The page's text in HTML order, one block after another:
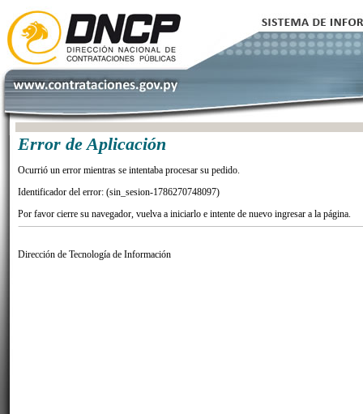
Error de Aplicación
Ocurrió un error mientras se intentaba procesar su pedido.
Identificador del error: (sin_sesion-1786270748097)
Por favor cierre su navegador, vuelva a iniciarlo e intente de nuevo ingresar a la página.
Dirección de Tecnología de Información